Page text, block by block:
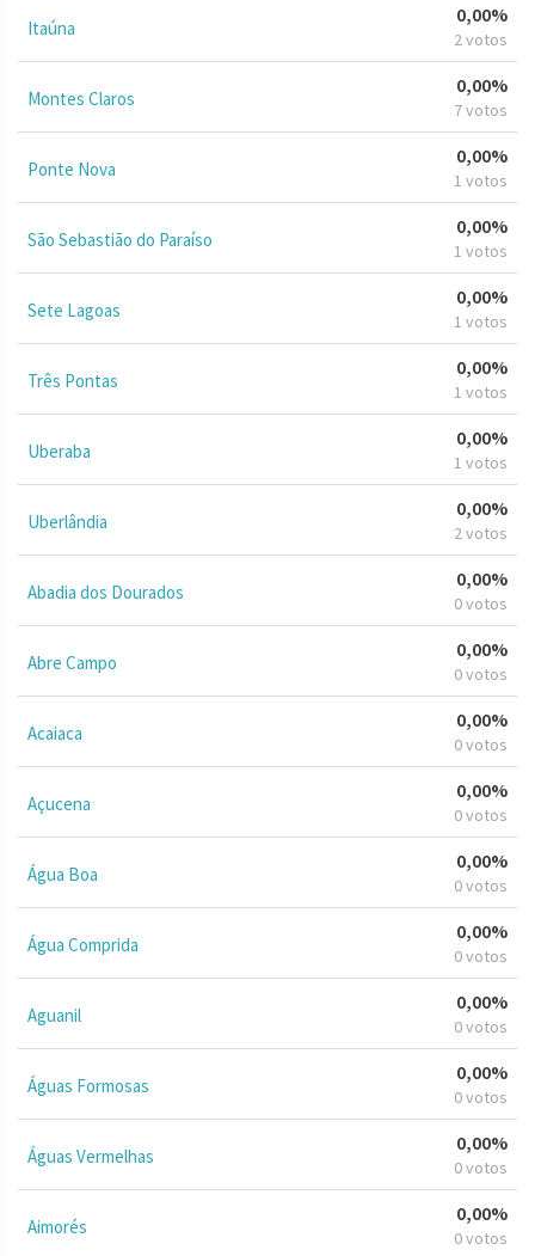
Itaúna
0,00%
2 votos
Montes Claros
0,00%
7 votos
Ponte Nova
0,00%
1 votos
São Sebastião do Paraíso
0,00%
1 votos
Sete Lagoas
0,00%
1 votos
Três Pontas
0,00%
1 votos
Uberaba
0,00%
1 votos
Uberlândia
0,00%
2 votos
Abadia dos Dourados
0,00%
0 votos
Abre Campo
0,00%
0 votos
Acaiaca
0,00%
0 votos
Açucena
0,00%
0 votos
Água Boa
0,00%
0 votos
Água Comprida
0,00%
0 votos
Aguanil
0,00%
0 votos
Águas Formosas
0,00%
0 votos
Águas Vermelhas
0,00%
0 votos
Aimorés
0,00%
0 votos